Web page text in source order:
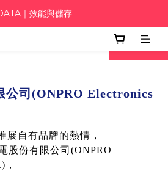
｜效能與儲存
prev next
公司(ONPRO Electronics
展自有品牌的熱情，
股份有限公司(ONPRO